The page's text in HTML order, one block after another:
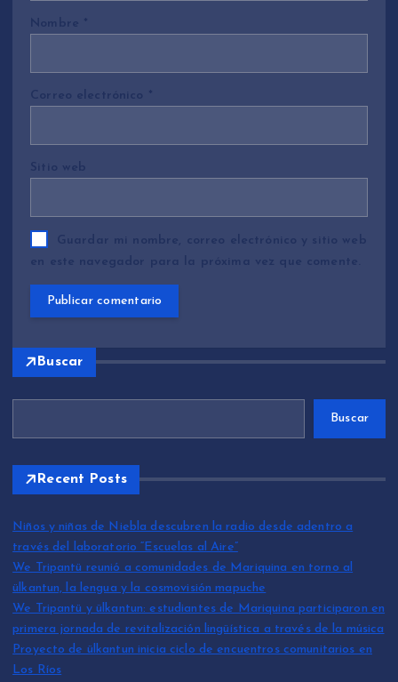
Nombre *
Correo electrónico *
Sitio web
Guardar mi nombre, correo electrónico y sitio web
en este navegador para la próxima vez que comente.
Buscar
Buscar
Recent Posts
Niños y niñas de Niebla descubren la radio desde adentro a
través del laboratorio “Escuelas al Aire”
We Tripantü reunió a comunidades de Mariquina en torno al
ülkantun, la lengua y la cosmovisión mapuche
We Tripantü y ülkantun: estudiantes de Mariquina participaron en
primera jornada de revitalización lingüística a través de la música
Proyecto de ülkantun inicia ciclo de encuentros comunitarios en
Los Ríos